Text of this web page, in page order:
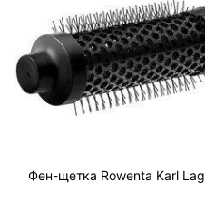
Фен-щетка Rowenta Karl